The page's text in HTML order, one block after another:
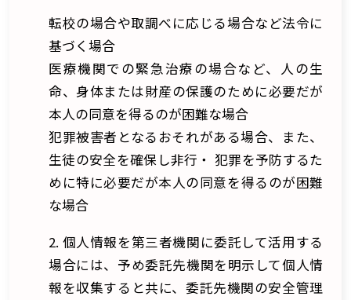
転校の場合や取調べに応じる場合など法令に
基づく場合
医療機関での緊急治療の場合など、人の生
命、身体または財産の保護のために必要だが
本人の同意を得るのが困難な場合
犯罪被害者となるおそれがある場合、また、
生徒の安全を確保し非行・ 犯罪を予防するた
めに特に必要だが本人の同意を得るのが困難
な場合
2. 個人情報を第三者機関に委託して活用する
場合には、予め委託先機関を明示して個人情
報を収集すると共に、委託先機関の安全管理